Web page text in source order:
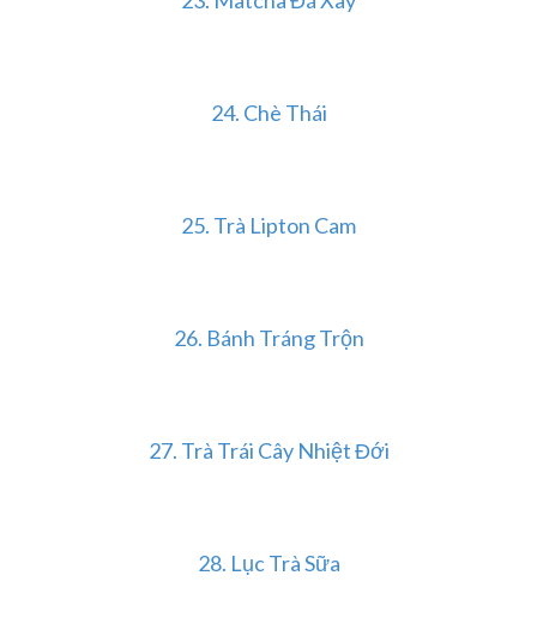
24. Chè Thái
25. Trà Lipton Cam
26. Bánh Tráng Trộn
27. Trà Trái Cây Nhiệt Đới
28. Lục Trà Sữa